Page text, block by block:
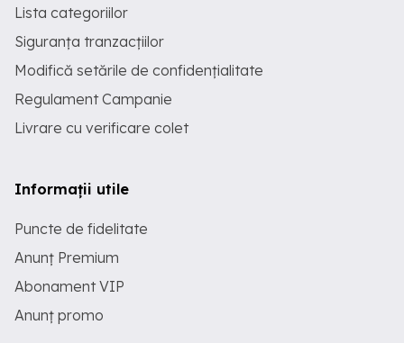
Lista categoriilor
Siguranța tranzacțiilor
Modifică setările de confidențialitate
Regulament Campanie
Livrare cu verificare colet
Informații utile
Puncte de fidelitate
Anunț Premium
Abonament VIP
Anunț promo